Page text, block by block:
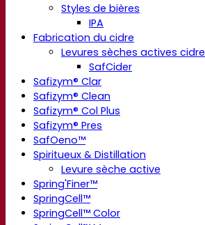
Styles de bières
IPA
Fabrication du cidre
Levures sèches actives cidre
SafCider
Safizym® Clar
Safizym® Clean
Safizym® Col Plus
Safizym® Pres
SafOeno™
Spiritueux & Distillation
Levure sèche active
Spring'Finer™
SpringCell™
SpringCell™ Color